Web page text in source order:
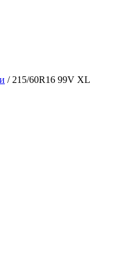
/ 215/60R16 99V XL